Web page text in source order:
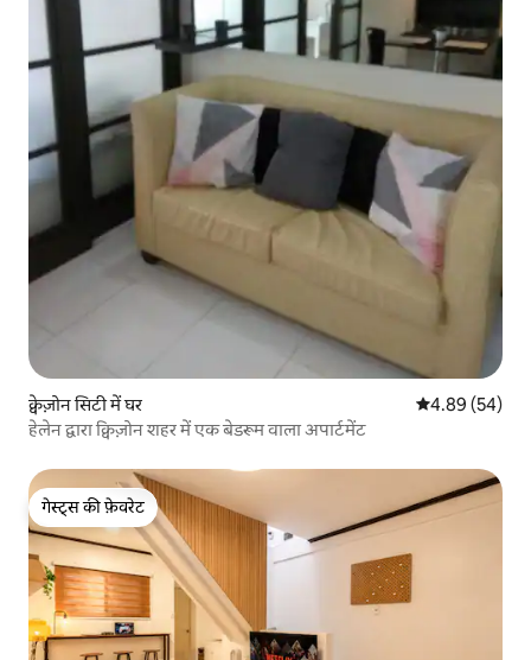
क्वेज़ोन सिटी में घर औसत रेटिंग 5 में
4.89 (54)
हेलेन द्वारा क्विज़ोन शहर में एक बेडरूम वाला अपार्टमेंट
गेस्ट्स की फ़ेवरेट
गेस्ट्स की फ़ेवरेट